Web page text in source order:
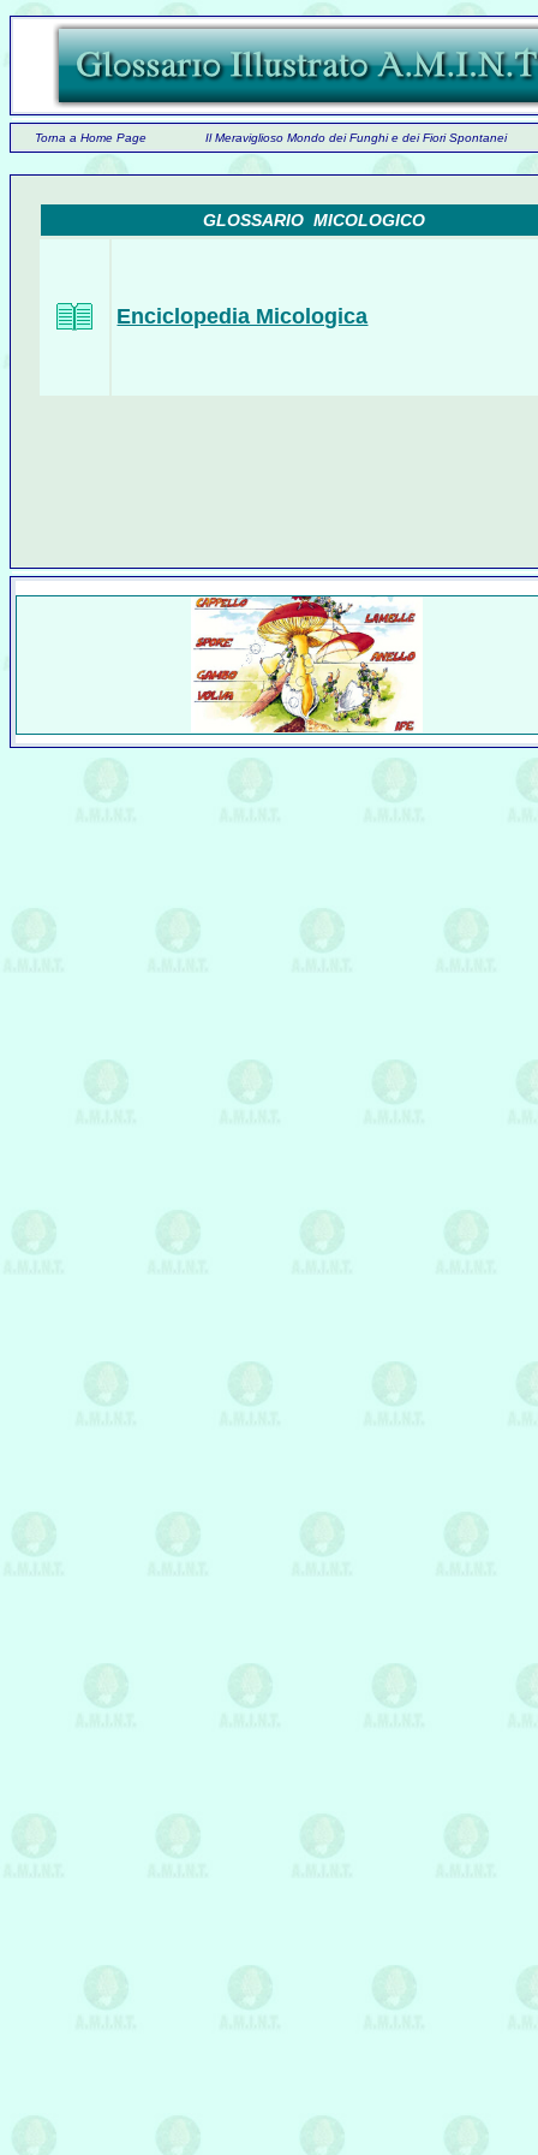
Torna a Home Page Il Meraviglioso Mondo dei Funghi e dei Fiori Spontanei
GLOSSARIO MICOLOGICO
Enciclopedia Micologica